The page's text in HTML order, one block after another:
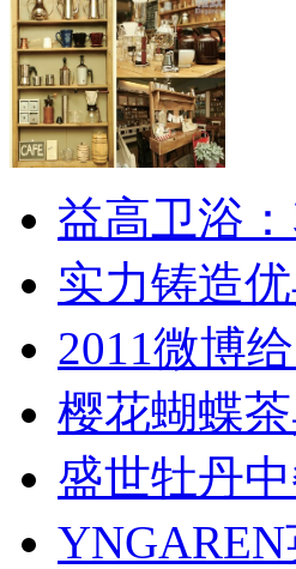
益高卫浴
实力铸造
2011微博
樱花蝴蝶茶
盛世牡丹